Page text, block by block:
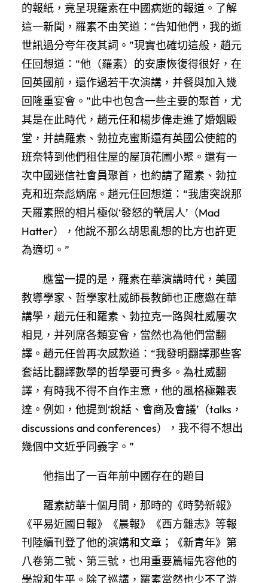
的報紙，竟呈現羅素在中國病逝的報道。了解
這一新聞，羅素不由笑道：“告知他們，我的逝
世訊過分夸年夜其詞。”現實也確切這般，趙元
任回想道：“他（羅素）的安康恢復得很好，在
回英國前，還作過若干次演講，并餐與加入幾
回隆重宴會。”此中也包含一些主要的聚首，尤
其是在此時代，趙元任和楊步偉走進了婚姻殿
堂，并請羅素、勃拉克蜜斯還有英國公使館的
班奈特到他們租住屋的屋頂花圃小聚。還有一
次中國迷信社會員聚首，也約請了羅素、勃拉
克和班奈彪炳席。趙元任回想道：“我唐突說那
天羅素照的相片極似‘發怒的煢居人’（Mad
Hatter），他說不那么胡思亂想的比方也許更
為適切。”
應當一提的是，羅素在華演講時代，美國
教導學家、哲學家杜威師長教師也正應邀在華
講學，趙元任和羅素、勃拉克一路與杜威屢次
相見，并列席各類宴會，當然也為他們當翻
譯。趙元任曾再次感歎道：“我發明翻譯那些客
套話比翻譯數學的哲學要可貴多。為杜威翻
譯，有時我不得不自作主意，他的風格極難表
達。例如，他提到‘說話、會商及會議’（talks，
discussions and conferences），我不得不想出
幾個中文近乎同義字。”
他指出了一百年前中國存在的題目
羅素訪華十個月間，那時的《時勢新報》
《平易近國日報》《晨報》《西方雜志》等報
刊陸續刊登了他的演媾和文章；《新青年》第
八卷第二號、第三號，也用重要篇幅先容他的
學說和生平。除了巡講，羅素當然也少不了游